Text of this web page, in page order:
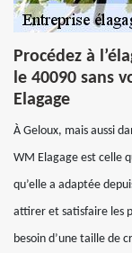
Procédez à
le 40090 sans
Elagage
À Geloux, mais aussi
WM Elagage est celle
qu’elle a adaptée
attirer et satisfaire les
besoin d’une taille de